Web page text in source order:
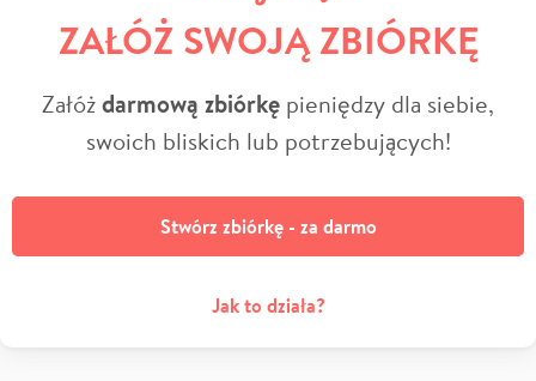
ZAŁÓŻ SWOJĄ ZBIÓRKĘ
Załóżdarmową zbiórkę pieniędzy dla siebie,
swoich bliskich lub potrzebujących!
Stwórz zbiórkę - za darmo
Jak to działa?